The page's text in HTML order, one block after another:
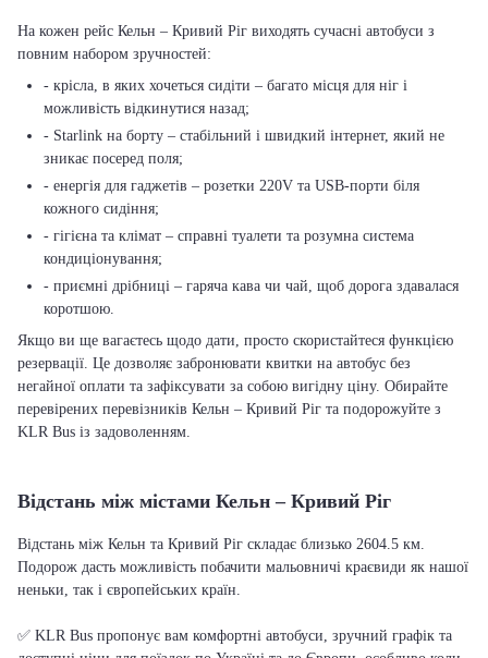
На кожен рейс Кельн – Кривий Ріг виходять сучасні автобуси з
повним набором зручностей:
- крісла, в яких хочеться сидіти – багато місця для ніг і
можливість відкинутися назад;
- Starlink на борту – стабільний і швидкий інтернет, який не
зникає посеред поля;
- енергія для гаджетів – розетки 220V та USB-порти біля
кожного сидіння;
- гігієна та клімат – справні туалети та розумна система
кондиціонування;
- приємні дрібниці – гаряча кава чи чай, щоб дорога здавалася
коротшою.
Якщо ви ще вагаєтесь щодо дати, просто скористайтеся функцією
резервації. Це дозволяє забронювати квитки на автобус без
негайної оплати та зафіксувати за собою вигідну ціну. Обирайте
перевірених перевізників Кельн – Кривий Ріг та подорожуйте з
KLR Bus із задоволенням.
Відстань між містами Кельн – Кривий Ріг
Відстань між Кельн та Кривий Ріг складає близько 2604.5 км.
Подорож дасть можливість побачити мальовничі краєвиди як нашої
неньки, так і європейських країн.
✅ KLR Bus пропонує вам комфортні автобуси, зручний графік та